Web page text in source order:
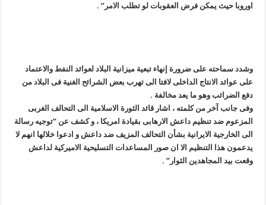
اوروبا حیث یمکن فرض العقوبات لو تطلب الامر” .
وشدد سماحته على ضرورة إنهاء تبعیة میزانیة البلاد لعوائد النفط والاعتماد
على عوائد الانتاج الداخلی لافتا الى تهرب بعض الشرائح الغنیة فی البلاد من
دفع الضرائب وهو ما یعد مخالفة .
وفی جانب آخر من کلمته ، اشار قائد الثورة الاسلامیة الى التحالف الغربی
المزعوم ضد تنظیم داعش الارهابی بقیادة امریکا ، و کشف عن “توجیه رسالة
الى الخارجیة الایرانیة بشأن التحالف المزیف ضد داعش و ادعوا خلالها انهم لا
یدعمون هذا التنظیم الا ان صور المساعدات التسلیحیة الامیرکیة لداعش
وقعت بید المجاهدین الثوار” .